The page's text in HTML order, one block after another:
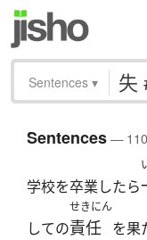
Sentences ▾
Sentences—
学校を卒業したら
しての
せきにん
責任 を果